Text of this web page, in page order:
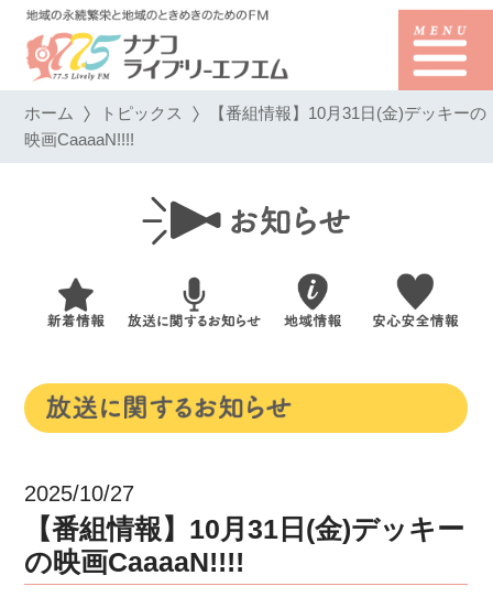
ホーム トピックス 【番組情報】10月31日(金)デッキーの
映画CaaaaN!!!!
2025/10/27
【番組情報】10月31日(金)デッキー
の映画CaaaaN!!!!